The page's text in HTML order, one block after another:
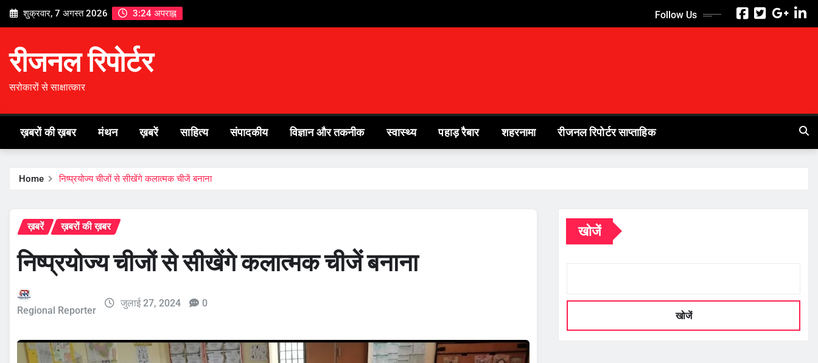
Skip
शुक्रवार, 7 अगस्त 2026 3:24 अपराह्न Follow Us
रीजनल रिपोर्टर
सरोकारों से साक्षात्कार
ख़बरों की ख़बर मंथन ख़बरें साहित्य संपादकीय विज्ञान और तकनीक स्वास्थ्य पहाड़ रैबार शहरनामा रीजनल रिपोर्टर साप्ताहिक
Home निष्प्रयोज्य चीजों से सीखेंगे कलात्मक चीजें बनाना
ख़बरें ख़बरों की ख़बर
निष्प्रयोज्य चीजों से सीखेंगे कलात्मक चीजें बनाना
Regional Reporter
जुलाई 27, 2024 0
खोजें
खोजें